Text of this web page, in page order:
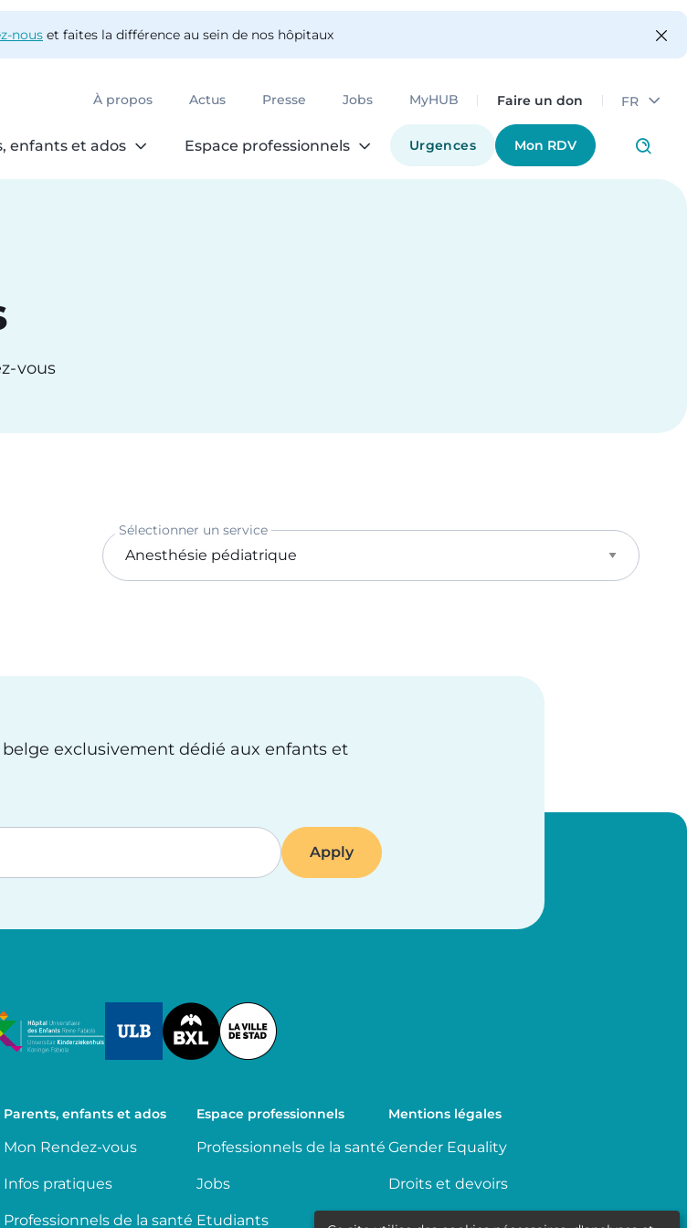
nous et faites la différence au sein de nos hôpitaux
À propos Actus Presse Jobs MyHUB Faire un don FR
enfants et ados Espace professionnels Urgences Mon RDV
vous
Sélectionner un service
exclusivement dédié aux enfants et
Image
Parents, enfants et ados
Mon Rendez-vous
Infos pratiques
Professionnels de la santé
Espace professionnels
Professionnels de la santé
Jobs
Etudiants
Mentions légales
Gender Equality
Droits et devoirs
Partage de données